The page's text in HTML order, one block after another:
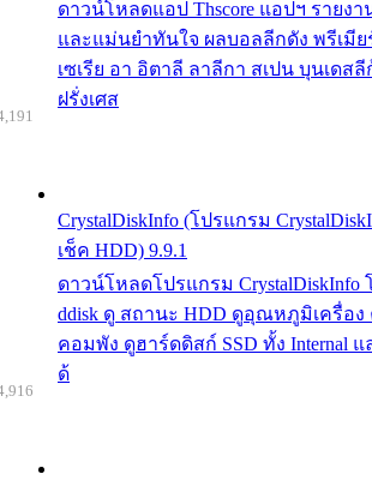
ดาวน์โหลดแอป Thscore แอปฯ รายง
และแม่นยำทันใจ ผลบอลลีกดัง พรีเมี
เซเรีย อา อิตาลี ลาลีกา สเปน บุนเดสลี
ฝรั่งเศส
CrystalDiskInfo (โปรแกรม
เช็ค HDD) 9.9.1
ดาวน์โหลดโปรแกรม CrystalDiskInfo
ddisk ดู สถานะ HDD ดูอุณหภูมิเครื่อง
คอมพัง ดูฮาร์ดดิสก์ SSD ทั้ง Internal แ
ด้